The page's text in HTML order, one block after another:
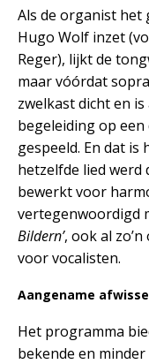
Als de organist het
Hugo Wolf inzet
Reger), lijkt de
maar vóórdat
zwelkast dicht en
begeleiding op
gespeeld. En dat is
hetzelfde lied
bewerkt voor
vertegenwoordigd
Bildern’, ook al
voor vocalisten.
Aangename
Het programma
bekende en